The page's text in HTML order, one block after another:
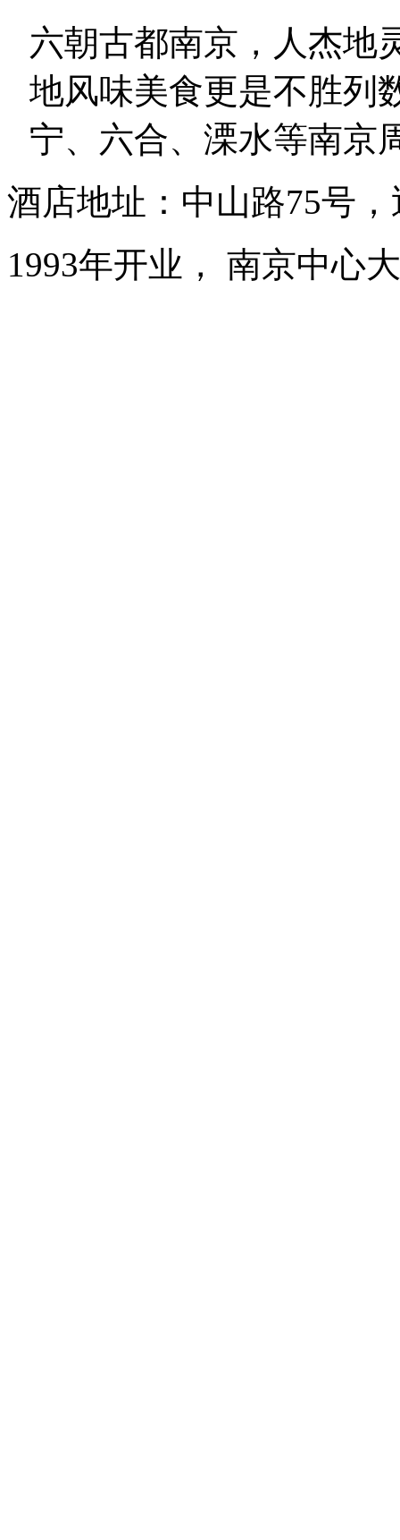
六朝古都南京，人杰地
地风味美食更是不胜列
宁、六合、溧水等南京
酒店地址：中山路75号
1993年开业， 南京中